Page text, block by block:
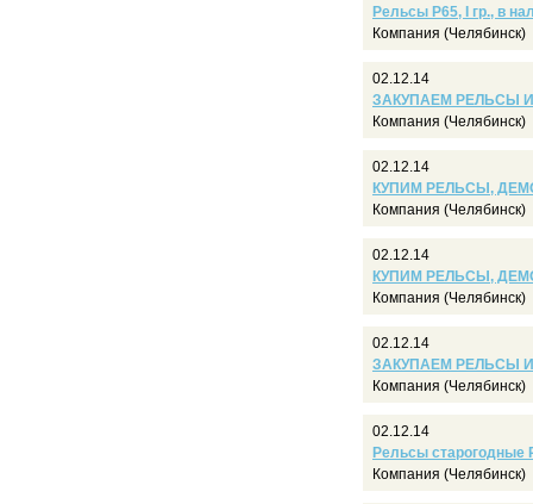
Рельсы Р65, I гр., в
Компания (Челябинск)
02.12.14
ЗАКУПАЕМ РЕЛЬСЫ
Компания (Челябинск)
02.12.14
КУПИМ РЕЛЬСЫ,
Компания (Челябинск)
02.12.14
КУПИМ РЕЛЬСЫ,
Компания (Челябинск)
02.12.14
ЗАКУПАЕМ РЕЛЬСЫ
Компания (Челябинск)
02.12.14
Рельсы старогодные
Компания (Челябинск)